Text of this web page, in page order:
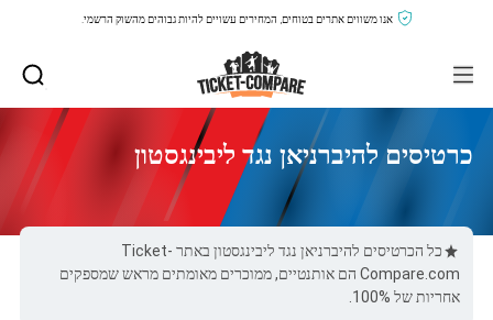
אנו משווים אתרים בטוחים, המחירים עשויים להיות גבוהים מהשוק הרשמי.
כרטיסים להיברניאן נגד ליבינגסטון
כל הכרטיסים להיברניאן נגד ליבינגסטון באתר Ticket-
Compare.com הם אותנטיים, ממוכרים מאומתים מראש שמספקים
אחריות של 100%.